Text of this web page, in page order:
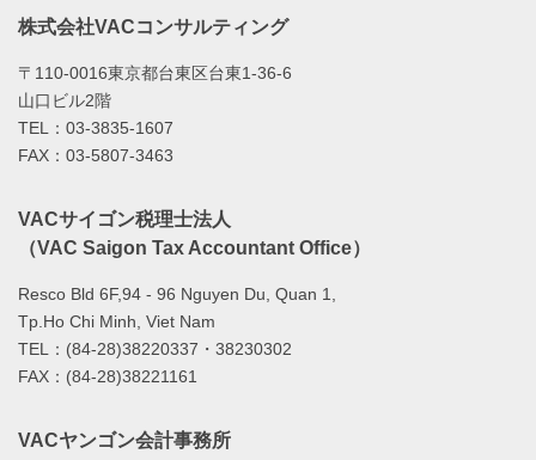
株式会社VACコンサルティング
〒110-0016東京都台東区台東1-36-6
山口ビル2階
TEL：03-3835-1607
FAX：03-5807-3463
VACサイゴン税理士法人
（VAC Saigon Tax Accountant Office）
Resco Bld 6F,94 - 96 Nguyen Du, Quan 1,
Tp.Ho Chi Minh, Viet Nam
TEL：(84-28)38220337・38230302
FAX：(84-28)38221161
VACヤンゴン会計事務所